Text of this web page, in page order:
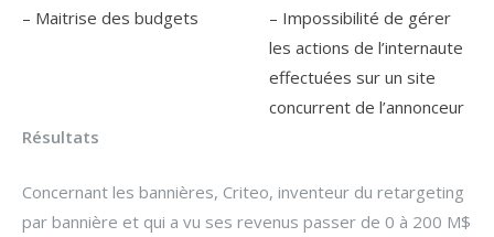
– Maitrise des budgets
– Impossibilité de gérer
les actions de l’internaute
effectuées sur un site
concurrent de l’annonceur
Résultats
Concernant les bannières, Criteo, inventeur du retargeting
par bannière et qui a vu ses revenus passer de 0 à 200 M$